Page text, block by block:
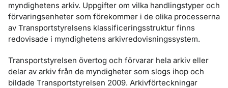
myndighetens arkiv. Uppgifter om vilka handlingstyper och
förvaringsenheter som förekommer i de olika processerna
av Transportstyrelsens klassificeringsstruktur finns
redovisade i myndighetens arkivredovisningssystem.
Transportstyrelsen övertog och förvarar hela arkiv eller
delar av arkiv från de myndigheter som slogs ihop och
bildade Transportstyrelsen 2009. Arkivförteckningar